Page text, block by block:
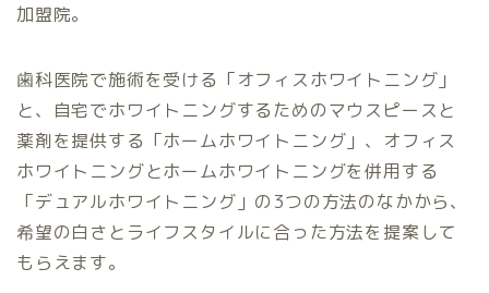
加盟院。
歯科医院で施術を受ける「オフィスホワイトニング」
と、自宅でホワイトニングするためのマウスピースと
薬剤を提供する「ホームホワイトニング」、オフィス
ホワイトニングとホームホワイトニングを併用する
「デュアルホワイトニング」の3つの方法のなかから、
希望の白さとライフスタイルに合った方法を提案して
もらえます。